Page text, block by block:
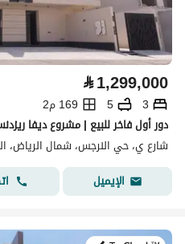
⃁1,299,000
3
5
169 م2
دور أول فاخر للبيع | مشروع ديفا
شارع ي، حي النرجس، شمال الرياض،
الإيميل